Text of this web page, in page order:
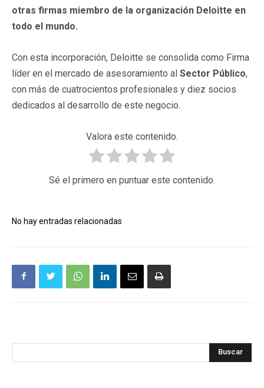
otras firmas miembro de la organización Deloitte en
todo el mundo.
Con esta incorporación, Deloitte se consolida como Firma
líder en el mercado de asesoramiento al Sector Público,
con más de cuatrocientos profesionales y diez socios
dedicados al desarrollo de este negocio.
Valora este contenido.
Sé el primero en puntuar este contenido.
No hay entradas relacionadas
Buscar